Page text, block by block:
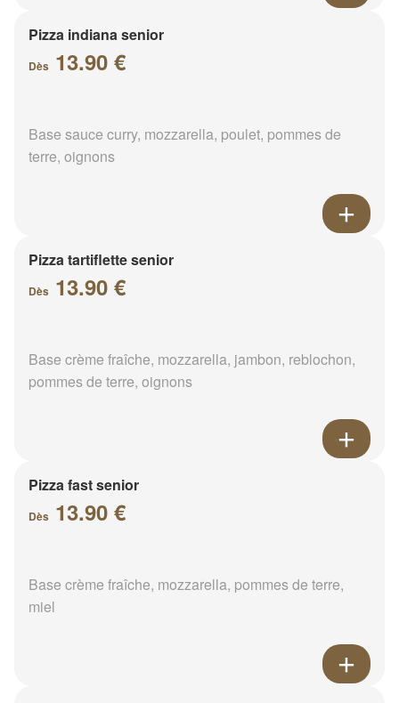
Pizza indiana senior
Dès 13.90 €
Base sauce curry, mozzarella, poulet, pommes de
terre, oignons
Pizza tartiflette senior
Dès 13.90 €
Base crème fraîche, mozzarella, jambon, reblochon,
pommes de terre, oignons
Pizza fast senior
Dès 13.90 €
Base crème fraîche, mozzarella, pommes de terre,
miel